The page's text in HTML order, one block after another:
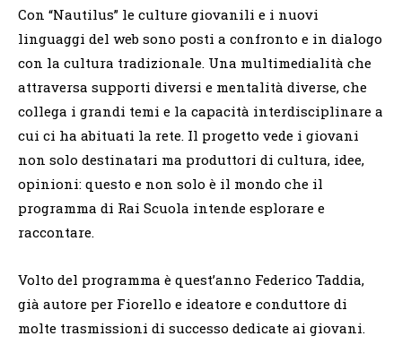
Con “Nautilus” le culture giovanili e i nuovi
linguaggi del web sono posti a confronto e in dialogo
con la cultura tradizionale. Una multimedialità che
attraversa supporti diversi e mentalità diverse, che
collega i grandi temi e la capacità interdisciplinare a
cui ci ha abituati la rete. Il progetto vede i giovani
non solo destinatari ma produttori di cultura, idee,
opinioni: questo e non solo è il mondo che il
programma di Rai Scuola intende esplorare e
raccontare.
Volto del programma è quest’anno Federico Taddia,
già autore per Fiorello e ideatore e conduttore di
molte trasmissioni di successo dedicate ai giovani.